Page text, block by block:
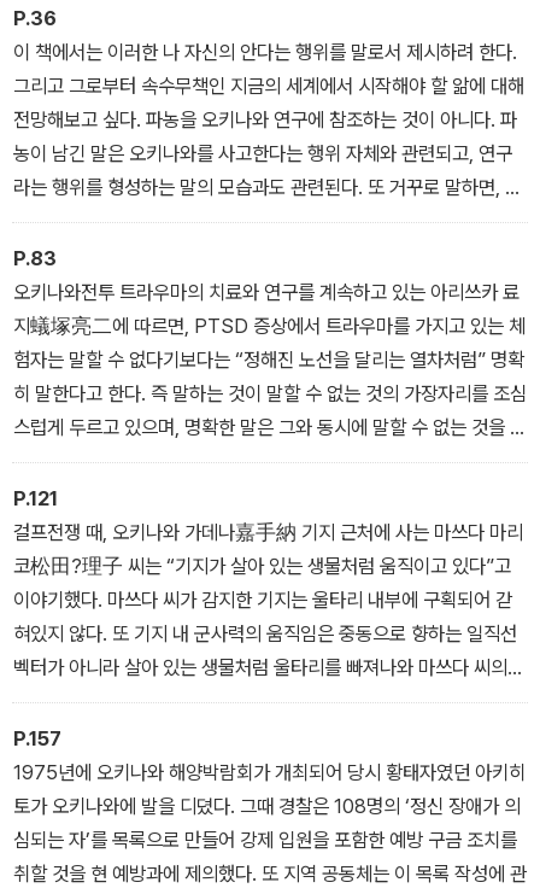
다는 점이다. 파농을 읽을 때에는 바로 이 정지와 시작의 정류에서 확
보된 말의 모습이, 바꿔 말하면 신문공간 속에서 말이 어디에 있는지
가 중요하다.
P.36
이 책에서는 이러한 나 자신의 안다는 행위를 말로서 제시하려 한다.
그리고 그로부터 속수무책인 지금의 세계에서 시작해야 할 앎에 대해
전망해보고 싶다. 파농을 오키나와 연구에 참조하는 것이 아니다. 파
농이 남긴 말은 오키나와를 사고한다는 행위 자체와 관련되고, 연구
라는 행위를 형성하는 말의 모습과도 관련된다. 또 거꾸로 말하면, 앎
과 관련된 말의 모습을 묻지 않는 곳에 오키나와를 사고하는 행위는
성립하지 않는다. 오키나와가 연구 대상으로 미리 마련되어 있다는
전제 자체가 파농을 배반하고 있는 것이다. 내게 파농을 읽는다는 것
은 포스트콜로니얼 이론의 고전을 읽는 일도 아니거니와 알제리 민족
해방 투쟁의 역사를 공부하는 일도 아니다. 그보다는 나 자신의 장소
를 형성해온 말에 대해 묻는 일이었으며, 말하자면 나 자신의 인지를
다시 짜는 작업이었다. 그렇게 함으로써 오키나와에 관한 말도 다시
읽을 수 있었고, 무엇을 어떻게 말해야 하는지도 사고할 수 있었다.
P.83
오키나와전투 트라우마의 치료와 연구를 계속하고 있는 아리쓰카 료
지蟻塚亮二에 따르면, PTSD 증상에서 트라우마를 가지고 있는 체
험자는 말할 수 없다기보다는 “정해진 노선을 달리는 열차처럼” 명확
히 말한다고 한다. 즉 말하는 것이 말할 수 없는 것의 가장자리를 조심
스럽게 두르고 있으며, 명확한 말은 그와 동시에 말할 수 없는 것을 비
유적으로 보여주는 증상이다.
P.121
걸프전쟁 때, 오키나와 가데나嘉手納 기지 근처에 사는 마쓰다 마리
코松田?理子 씨는 “기지가 살아 있는 생물처럼 움직이고 있다”고
이야기했다. 마쓰다 씨가 감지한 기지는 울타리 내부에 구획되어 갇
혀있지 않다. 또 기지 내 군사력의 움직임은 중동으로 향하는 일직선
벡터가 아니라 살아 있는 생물처럼 울타리를 빠져나와 마쓰다 씨의
일상을 침식한다.
P.157
1975년에 오키나와 해양박람회가 개최되어 당시 황태자였던 아키히
토가 오키나와에 발을 디뎠다. 그때 경찰은 108명의 ‘정신 장애가 의
심되는 자’를 목록으로 만들어 강제 입원을 포함한 예방 구금 조치를
취할 것을 현 예방과에 제의했다. 또 지역 공동체는 이 목록 작성에 관